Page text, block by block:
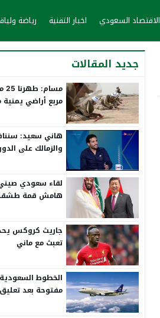
الاقتصاد السعودي اخبار التقنية رياضة
جديد المقالات
مربع أراضي يمنية
هاني سعيد:
والزمالك على
لقاء سعودي
هامش قمة
جاريث كروكس
تعبث مع ماني
الخطوط
مفتوحة بعد